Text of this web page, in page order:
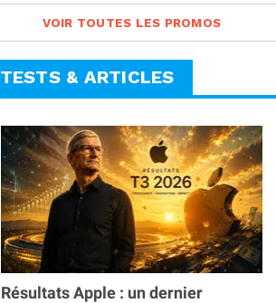
VOIR TOUTES LES PROMOS
TESTS & ARTICLES
Résultats Apple : un dernier